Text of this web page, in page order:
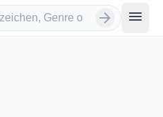
arrow_forward menu